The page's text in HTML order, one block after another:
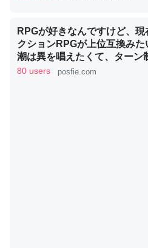
─ニュース :: 【研究発表】昆虫学の
いのか」に関する新仮説
論文では「淡水はカルシウムも
利だから両方が拮抗してるの
いる鋏角類（カブトガニ・ウ
ずキチンを強化してる筈だが、
─ニュース :: 【研究発表】昆虫学の
RPGが好きなんですけど、現
クションRPGが上位互換みた
潮は異を唱えたくて、ターン
にはターン制の良さがあると
80 users posfie.com